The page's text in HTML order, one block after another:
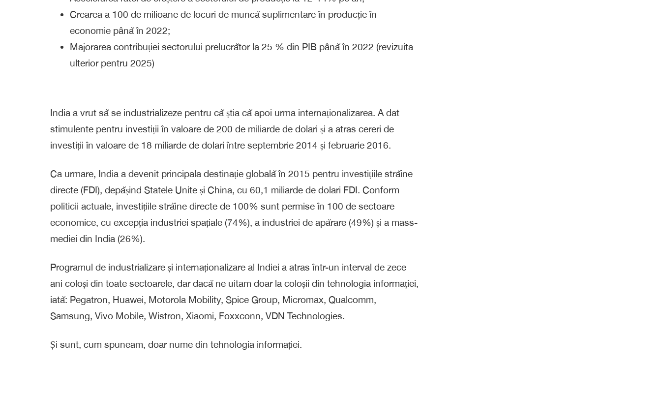
Crearea a 100 de milioane de locuri de muncă suplimentare în producție în
economie până în 2022;
Majorarea contribuției sectorului prelucrător la 25 % din PIB până în 2022 (revizuita
ulterior pentru 2025)
India a vrut să se industrializeze pentru că știa că apoi urma internaționalizarea. A dat
stimulente pentru investiții în valoare de 200 de miliarde de dolari și a atras cereri de
investiții în valoare de 18 miliarde de dolari între septembrie 2014 și februarie 2016.
Ca urmare, India a devenit principala destinație globală în 2015 pentru investițiile străine
directe (FDI), depășind Statele Unite și China, cu 60,1 miliarde de dolari FDI. Conform
politicii actuale, investițiile străine directe de 100% sunt permise în 100 de sectoare
economice, cu excepția industriei spațiale (74%), a industriei de apărare (49%) și a mass-
mediei din India (26%).
Programul de industrializare și internaționalizare al Indiei a atras într-un interval de zece
ani coloși din toate sectoarele, dar dacă ne uitam doar la coloșii din tehnologia informației,
iată: Pegatron, Huawei, Motorola Mobility, Spice Group, Micromax, Qualcomm,
Samsung, Vivo Mobile, Wistron, Xiaomi, Foxxconn, VDN Technologies.
Și sunt, cum spuneam, doar nume din tehnologia informației.